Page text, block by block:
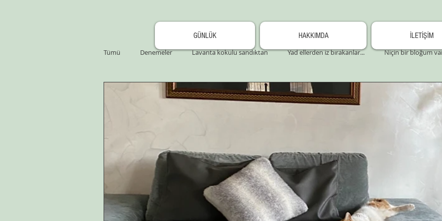
GÜNLÜK HAKKIMDA
İLETİŞİM
Tümü
Denemeler Lavanta kokulu sandıktan Yad ellerden iz bırakanlar... Niçin bir bloğum